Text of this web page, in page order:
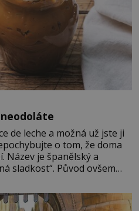
de leche a možná už jste ji
o tom, že doma
Název je španělský a
sladkost“. Původ ovšem
zemí a k tomu